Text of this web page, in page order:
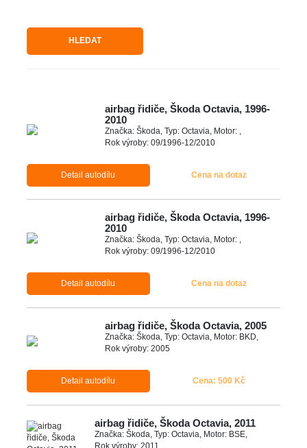
HLEDAT
airbag řidiče, Škoda Octavia, 1996-
2010
Značka: Škoda, Typ: Octavia, Motor: ,
Rok výroby: 09/1996-12/2010
Detail autodílu Cena na dotaz
airbag řidiče, Škoda Octavia, 1996-
2010
Značka: Škoda, Typ: Octavia, Motor: ,
Rok výroby: 09/1996-12/2010
Detail autodílu Cena na dotaz
airbag řidiče, Škoda Octavia, 2005
Značka: Škoda, Typ: Octavia, Motor: BKD,
Rok výroby: 2005
Detail autodílu Cena: 500 Kč
airbag řidiče, Škoda Octavia, 2011
Značka: Škoda, Typ: Octavia, Motor: BSE,
Rok výroby: 2011